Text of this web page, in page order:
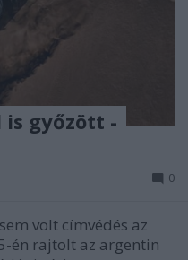
is győzött -
0
volt címvédés az
én rajtolt az argentin